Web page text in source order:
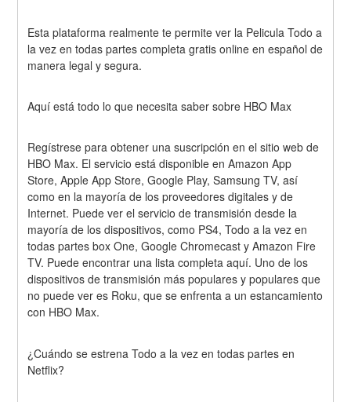
Esta plataforma realmente te permite ver la Pelicula Todo a
la vez en todas partes completa gratis online en español de
manera legal y segura.
Aquí está todo lo que necesita saber sobre HBO Max
Regístrese para obtener una suscripción en el sitio web de
HBO Max. El servicio está disponible en Amazon App
Store, Apple App Store, Google Play, Samsung TV, así
como en la mayoría de los proveedores digitales y de
Internet. Puede ver el servicio de transmisión desde la
mayoría de los dispositivos, como PS4, Todo a la vez en
todas partes box One, Google Chromecast y Amazon Fire
TV. Puede encontrar una lista completa aquí. Uno de los
dispositivos de transmisión más populares y populares que
no puede ver es Roku, que se enfrenta a un estancamiento
con HBO Max.
¿Cuándo se estrena Todo a la vez en todas partes en
Netflix?